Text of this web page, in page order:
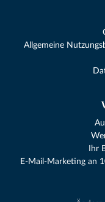
Allgemeine
Ihr
E-Mail-Marketing an